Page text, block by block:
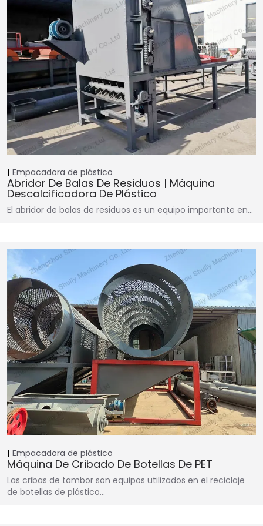
Empacadora de plástico
Abridor De Balas De Residuos | Máquina
Descalcificadora De Plástico
El abridor de balas de residuos es un equipo importante en...
Empacadora de plástico
Máquina De Cribado De Botellas De PET
Las cribas de tambor son equipos utilizados en el reciclaje
de botellas de plástico...